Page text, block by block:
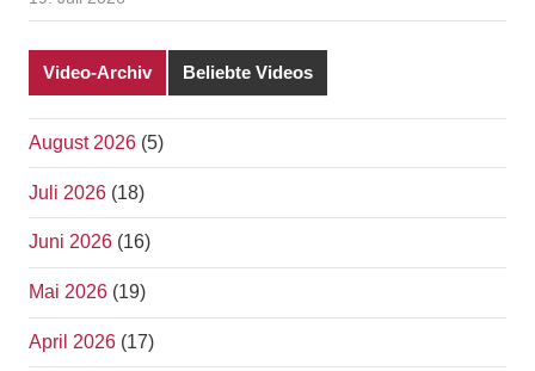
Video-Archiv Beliebte Videos
August 2026 (5)
Juli 2026 (18)
Juni 2026 (16)
Mai 2026 (19)
April 2026 (17)